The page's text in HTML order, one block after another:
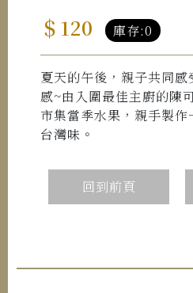
＄120 庫存:0
夏天的午後，親子共同
感~由入圍最佳主廚的陳
市集當季水果，親手製
台灣味。
回到前頁